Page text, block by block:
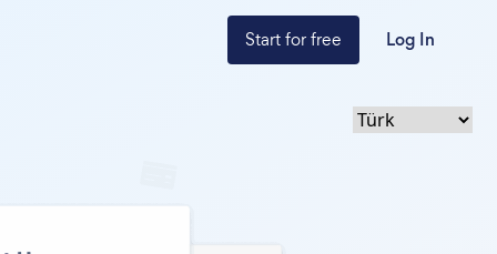
Start for free Log In